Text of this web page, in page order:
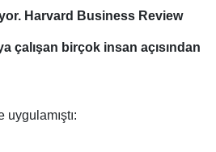
Harvard Business Review
çalışan birçok insan açısından